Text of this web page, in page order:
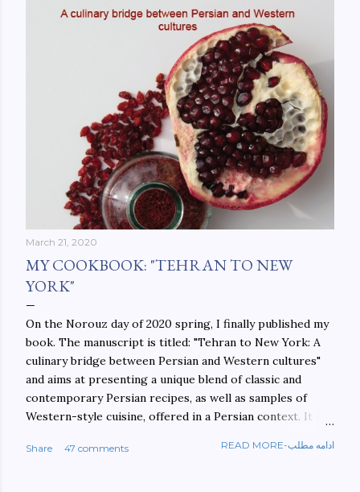
March 21, 2020
MY COOKBOOK: "TEHRAN TO NEW
YORK"
On the Norouz day of 2020 spring, I finally published my
book. The manuscript is titled: "Tehran to New York: A
culinary bridge between Persian and Western cultures"
and aims at presenting a unique blend of classic and
contemporary Persian recipes, as well as samples of
Western-style cuisine, offered in a Persian context. It is
walls. This book aims at constructing a bridge between
Share 47 comments READ MORE-ادامه مطلب